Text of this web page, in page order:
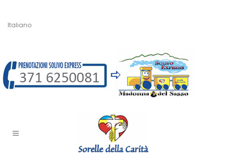
Italiano